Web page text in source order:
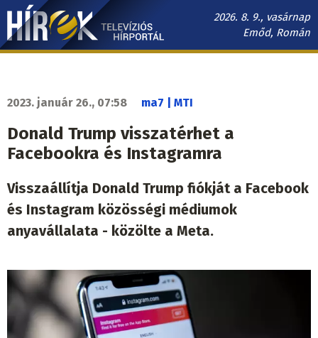
Ugrás
tartalomra
2026. 8. 9., vasárnap
Emőd, Román
Hírek.sk
navigáció
2023. január 26., 07:58 ma7 | MTI
Donald Trump visszatérhet a
Facebookra és Instagramra
Visszaállítja Donald Trump fiókját a Facebook
és Instagram közösségi médiumok
anyavállalata - közölte a Meta.